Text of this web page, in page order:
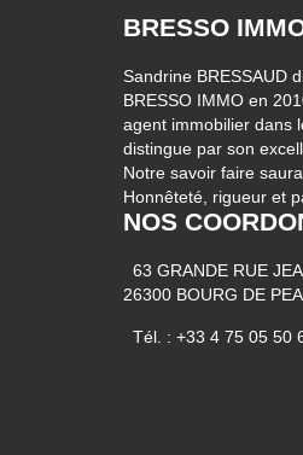
BRESSO
Sandrine BRESSAUD
BRESSO IMMO en
agent immobilier dans
distingue par son
Notre savoir faire
Honnêteté, rigueur et
NOS
63 GRANDE RUE
26300 BOURG DE
Tél. : +33 4 75 05 50